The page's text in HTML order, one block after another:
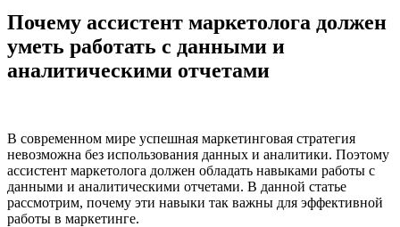
Почему ассистент маркетолога должен
уметь работать с данными и
аналитическими отчетами
В современном мире успешная маркетинговая стратегия
невозможна без использования данных и аналитики. Поэтому
ассистент маркетолога должен обладать навыками работы с
данными и аналитическими отчетами. В данной статье
рассмотрим, почему эти навыки так важны для эффективной
работы в маркетинге.